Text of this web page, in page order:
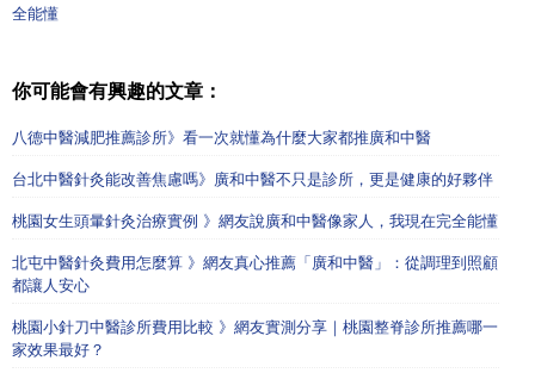
全能懂
你可能會有興趣的文章：
八德中醫減肥推薦診所》看一次就懂為什麼大家都推廣和中醫
台北中醫針灸能改善焦慮嗎》廣和中醫不只是診所，更是健康的好夥伴
桃園女生頭暈針灸治療實例 》網友說廣和中醫像家人，我現在完全能懂
北屯中醫針灸費用怎麼算 》網友真心推薦「廣和中醫」：從調理到照顧
都讓人安心
桃園小針刀中醫診所費用比較 》網友實測分享｜桃園整脊診所推薦哪一
家效果最好？